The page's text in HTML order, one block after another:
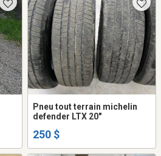
Pneu tout terrain michelin
defender LTX 20"
250 $